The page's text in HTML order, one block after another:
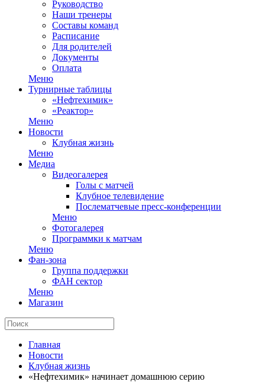
Руководство
Наши тренеры
Составы команд
Расписание
Для родителей
Документы
Оплата
Меню
Турнирные таблицы
«Нефтехимик»
«Реактор»
Меню
Новости
Клубная жизнь
Меню
Медиа
Видеогалерея
Голы с матчей
Клубное телевидение
Послематчевые пресс-конференции
Меню
Фотогалерея
Программки к матчам
Меню
Фан-зона
Группа поддержки
ФАН сектор
Меню
Магазин
Главная
Новости
Клубная жизнь
«Нефтехимик» начинает домашнюю серию